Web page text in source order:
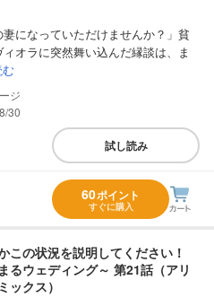
妻になっていただけませんか？」貧
オラに突然舞い込んだ縁談は、ま
30
試し読み
60ポイント
すぐに購入
この状況を説明してください！
るウェディング～ 第21話（アリ
ックス）